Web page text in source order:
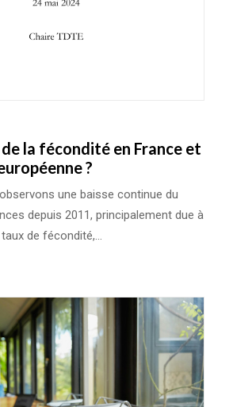
la fécondité en France et
?
une baisse continue du
depuis 2011, principalement due à
de fécondité,…